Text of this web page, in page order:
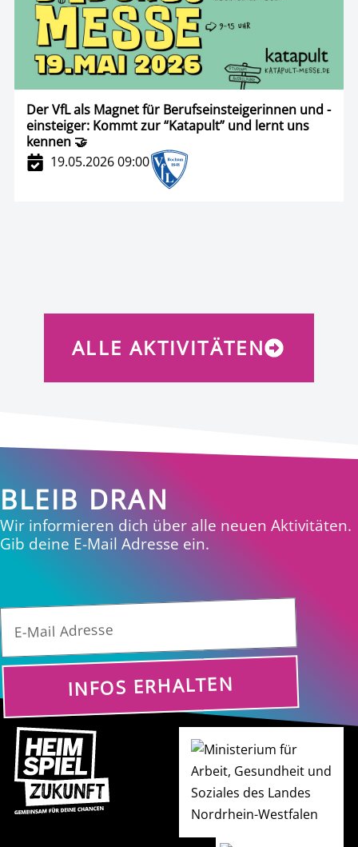
Der VfL als Magnet für Berufseinsteigerinnen und -
einsteiger: Kommt zur “Katapult” und lernt uns
kennen 🤝
19.05.2026 09:00
ALLE AKTIVITÄTEN
BLEIB DRAN
Wir informieren dich über alle neuen Aktivitäten.
Gib deine E-Mail Adresse ein.
INFOS ERHALTEN